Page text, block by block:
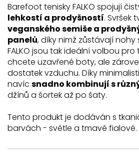
Barefoot tenisky FALKO spojují
lehkostí a prodyšností. Svršek
veganského semiše a
panelů, díky nimž zůstávají
FALKO jsou tak ideální volbou
chcete uzavřené boty, ale
dostatek vzduchu. Díky
navíc snadno kombinují s
džínů a šortek až po šaty.
Tento produkt je dodáván s
barvách - světle a tmavě fialové.